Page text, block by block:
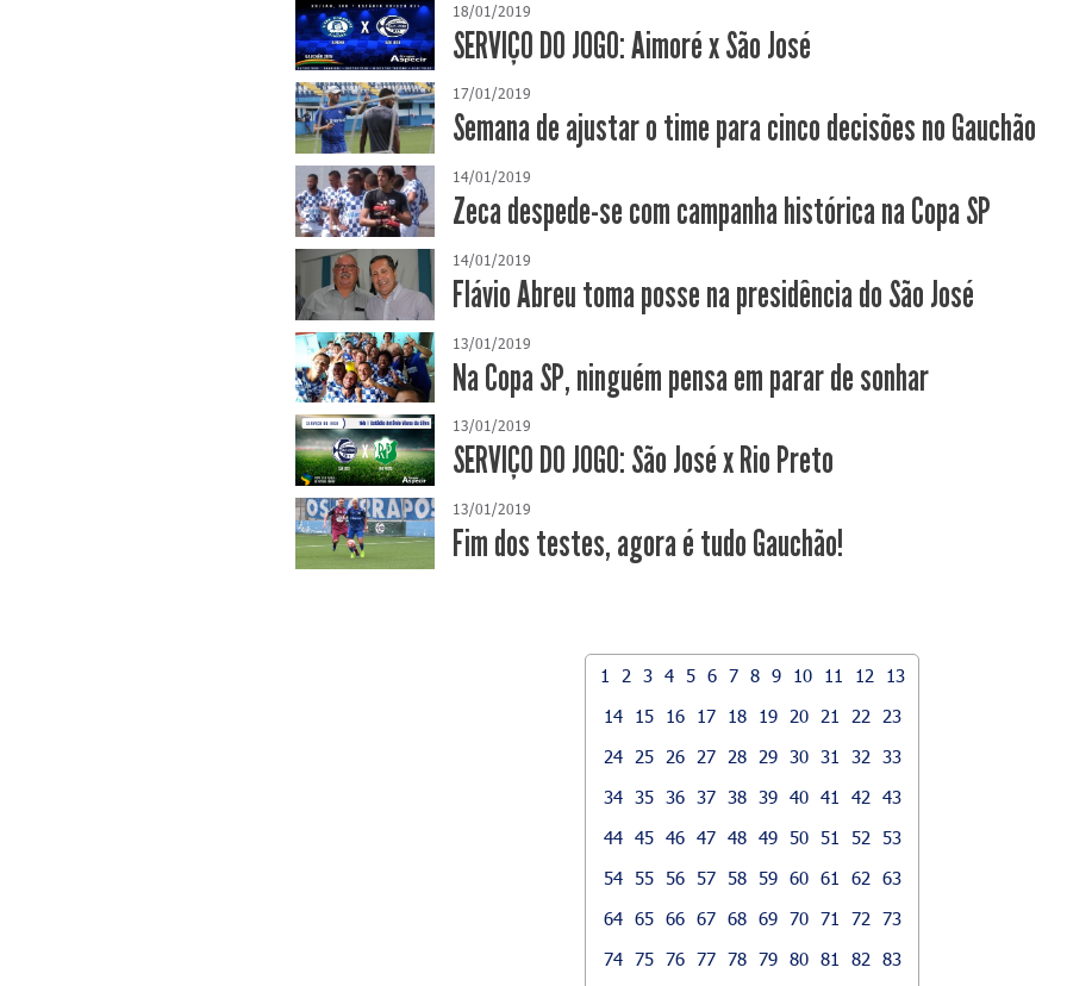
18/01/2019
SERVIÇO DO JOGO: Aimoré x São José
17/01/2019
Semana de ajustar o time para cinco decisões no Gauchão
14/01/2019
Zeca despede-se com campanha histórica na Copa SP
14/01/2019
Flávio Abreu toma posse na presidência do São José
13/01/2019
Na Copa SP, ninguém pensa em parar de sonhar
13/01/2019
SERVIÇO DO JOGO: São José x Rio Preto
13/01/2019
Fim dos testes, agora é tudo Gauchão!
1 2 3 4 5 6 7 8 9 10 11 12
13
14
15 16 17 18 19 20 21 22
23
24
25 26 27 28 29 30 31 32
33
34 35 36 37 38 39 40 41 42
43
44 45 46 47 48 49 50 51 52
53
54 55 56 57 58 59 60 61 62
63
64 65 66 67 68 69 70 71 72
73
74 75 76 77 78 79 80 81 82
83